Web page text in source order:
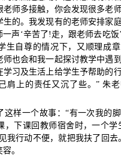
老师多接触，你会发现很多老
生的。我发现有的老师安排家
声‘辛苦了!走，跟老师去吃饭
生自尊的情况下，又顺理成
师也会和我一起探讨教学中遇
学习及生活上给学生予帮助的
肩上的责任又沉了些。” 朱
这样一个故事：“有一次我的
，下课回教师宿舍时，一个学
我行动不便，就把我扶了回去
。